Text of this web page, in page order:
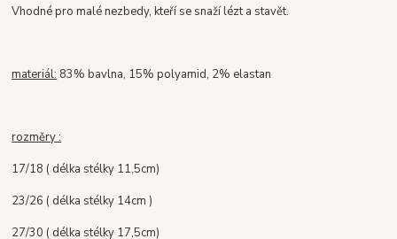
Vhodné pro malé nezbedy, kteří se snaží lézt a stavět.
materiál: 83% bavlna, 15% polyamid, 2% elastan
rozměry :
17/18 ( délka stélky 11,5cm)
23/26 ( délka stélky 14cm )
27/30 ( délka stélky 17,5cm)